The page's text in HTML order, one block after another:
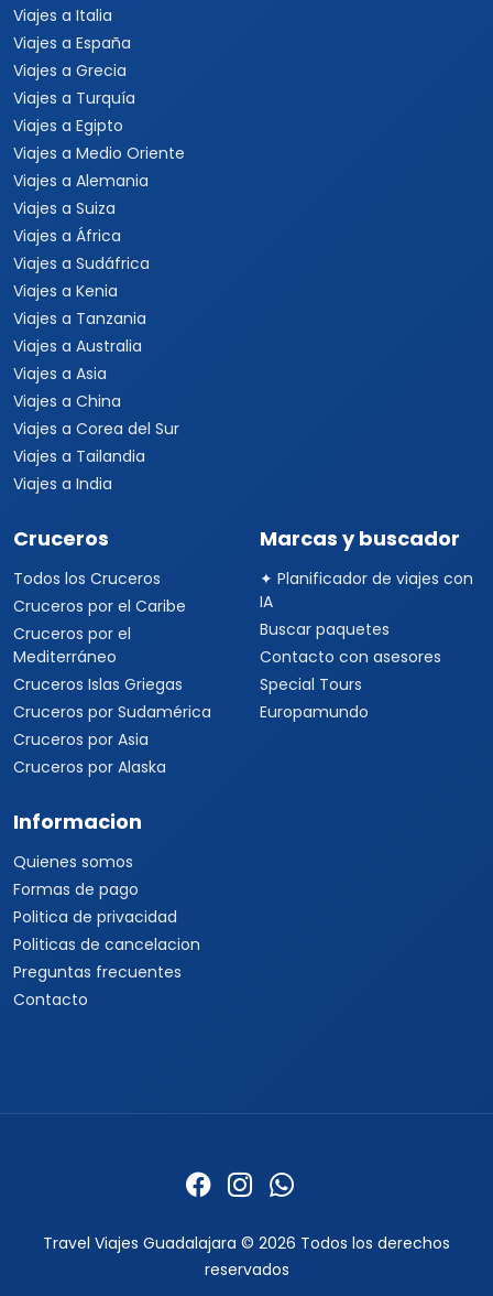
Viajes a Italia
Viajes a España
Viajes a Grecia
Viajes a Turquía
Viajes a Egipto
Viajes a Medio Oriente
Viajes a Alemania
Viajes a Suiza
Viajes a África
Viajes a Sudáfrica
Viajes a Kenia
Viajes a Tanzania
Viajes a Australia
Viajes a Asia
Viajes a China
Viajes a Corea del Sur
Viajes a Tailandia
Viajes a India
Cruceros
Todos los Cruceros
Cruceros por el Caribe
Cruceros por el
Mediterráneo
Cruceros Islas Griegas
Cruceros por Sudamérica
Cruceros por Asia
Cruceros por Alaska
Marcas y buscador
✦ Planificador de viajes con
IA
Buscar paquetes
Contacto con asesores
Special Tours
Europamundo
Informacion
Quienes somos
Formas de pago
Politica de privacidad
Politicas de cancelacion
Preguntas frecuentes
Contacto
Travel Viajes Guadalajara © 2026 Todos los derechos
reservados